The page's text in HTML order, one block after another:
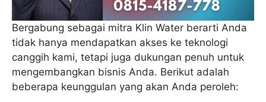
Bergabung sebagai mitra Klin Water berarti Anda
tidak hanya mendapatkan akses ke teknologi
canggih kami, tetapi juga dukungan penuh untuk
mengembangkan bisnis Anda. Berikut adalah
beberapa keunggulan yang akan Anda peroleh: